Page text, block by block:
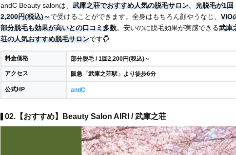
andC Beauty salonは、 武庫之荘でおすすめ人気の脱毛サロン。 光脱毛が1回
2,200円(税込)～で受けることができます。全身はもちろん顔やうなじ、 VIO
部分脱毛も効果が高いとの口コミ多数。安いのに脱毛効果が実感できる武庫
荘の人気おすすめ脱毛サロンです
料金価格 部分脱毛 / 1回2,200円(税込)～
アクセス 阪急「武庫之荘駅」より徒歩6分
公式HP andC
02.【おすすめ】Beauty Salon AIRI / 武庫之荘